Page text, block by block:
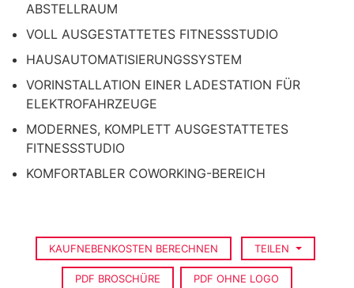
ABSTELLRAUM
VOLL AUSGESTATTETES FITNESSSTUDIO
HAUSAUTOMATISIERUNGSSYSTEM
VORINSTALLATION EINER LADESTATION FÜR
ELEKTROFAHRZEUGE
MODERNES, KOMPLETT AUSGESTATTETES
FITNESSSTUDIO
KOMFORTABLER COWORKING-BEREICH
KAUFNEBENKOSTEN BERECHNEN TEILEN
PDF BROSCHÜRE PDF OHNE LOGO